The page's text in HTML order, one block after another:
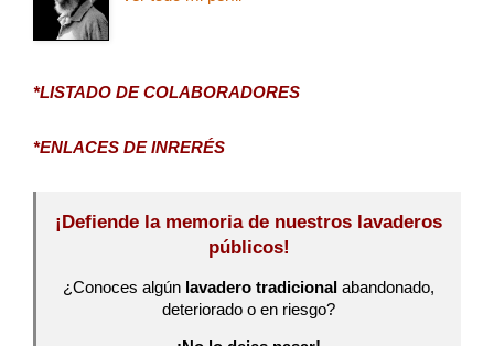
*LISTADO DE COLABORADORES
*ENLACES DE INRERÉS
¡Defiende la memoria de nuestros lavaderos
públicos!
¿Conoces algún lavadero tradicional abandonado,
deteriorado o en riesgo?